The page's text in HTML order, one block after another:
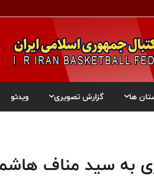
ها گزارش تصویری ویدئو
به سید مناف